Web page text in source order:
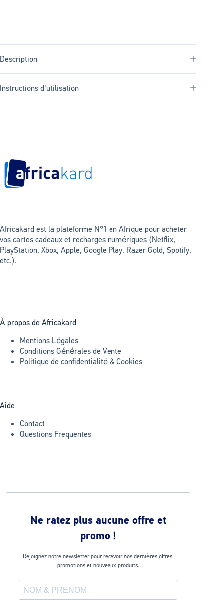
Description
Instructions d'utilisation
Africakard est la plateforme N°1 en Afrique pour acheter
vos cartes cadeaux et recharges numériques (Netflix,
PlayStation, Xbox, Apple, Google Play, Razer Gold, Spotify,
etc.).
À propos de Africakard
Mentions Légales
Conditions Générales de Vente
Politique de confidentialité & Cookies
Aide
Contact
Questions Frequentes
Ne ratez plus aucune offre et
promo !
Rejoignez notre newsletter pour recevoir nos dernières offres,
promotions et nouveaux produits.